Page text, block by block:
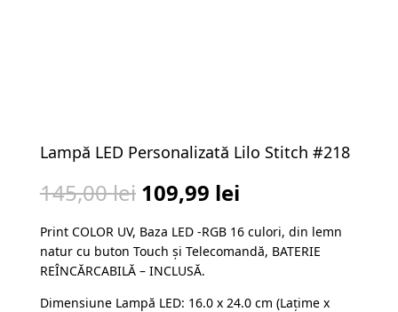
Lampă LED Personalizată Lilo Stitch #218
145,00lei Prețul
a
fost:
109,99 leiPrețul
este:
109,99 lei.
Print COLOR UV, Baza LED -RGB 16 culori, din lemn
natur cu buton Touch și Telecomandă, BATERIE
REÎNCĂRCABILĂ – INCLUSĂ.
Dimensiune Lampă LED: 16.0 x 24.0 cm (Lațime x